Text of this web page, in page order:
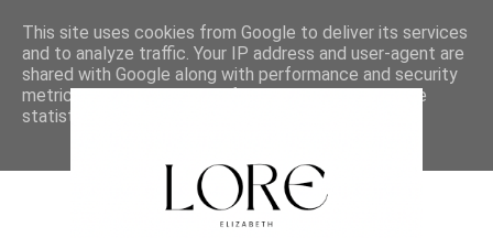
This site uses cookies from Google to deliver its services
and to analyze traffic. Your IP address and user-agent are
shared with Google along with performance and security
metrics to ensure quality of service, generate usage
statistics, and to detect and address abuse.